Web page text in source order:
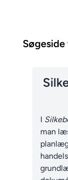
I
man